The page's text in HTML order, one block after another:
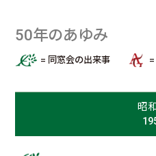
50年のあゆみ
= 同窓会の出来事
昭